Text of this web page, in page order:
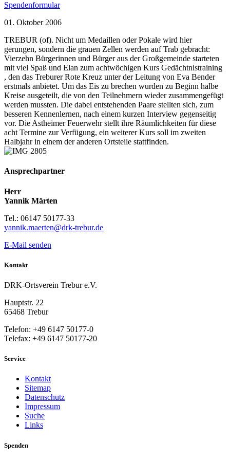
Spendenformular
01. Oktober 2006
TREBUR (of). Nicht um Medaillen oder Pokale wird hier
gerungen, sondern die grauen Zellen werden auf Trab gebracht:
Vierzehn Bürgerinnen und Bürger aus der Großgemeinde starteten
mit viel Spaß und Elan zum achtwöchigen Kurs Gedächtnistraining
, den das Treburer Rote Kreuz unter der Leitung von Eva Bender
erstmals anbietet. Um das Eis zu brechen wurden zu Beginn halbe
Kreise ausgeteilt, die von den Teilnehmern wieder zusammengefügt
werden mussten. Die dabei entstehenden Paare stellten sich, zum
besseren Kennenlernen, nach einem kurzen Interview gegenseitig
vor. Die Astheimer Feuerwehr stellt ihre Räumlichkeiten für diese
acht Termine zur Verfügung, ein weiterer Kurs soll im zweiten
Halbjahr in einem der anderen Ortsteile stattfinden.
Ansprechpartner
Herr
Yannik Märten
Tel.: 06147 50177-33
yannik.maerten@drk-trebur.de
E-Mail senden
Kontakt
DRK-Ortsverein Trebur e.V.
Hauptstr. 22
65468 Trebur
Telefon: +49 6147 50177-0
Telefax: +49 6147 50177-20
Service
Kontakt
Sitemap
Datenschutz
Impressum
Suche
Links
Spenden